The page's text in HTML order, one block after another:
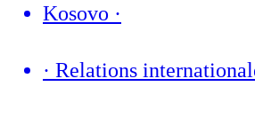
Kosovo ·
· Relations